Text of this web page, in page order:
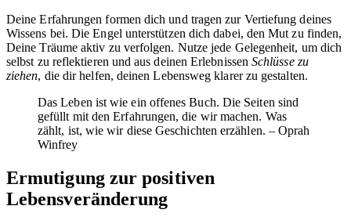
Deine Erfahrungen formen dich und tragen zur Vertiefung deines
Wissens bei. Die Engel unterstützen dich dabei, den Mut zu finden,
Deine Träume aktiv zu verfolgen. Nutze jede Gelegenheit, um dich
selbst zu reflektieren und aus deinen Erlebnissen Schlüsse zu
ziehen, die dir helfen, deinen Lebensweg klarer zu gestalten.
Das Leben ist wie ein offenes Buch. Die Seiten sind
gefüllt mit den Erfahrungen, die wir machen. Was
zählt, ist, wie wir diese Geschichten erzählen. – Oprah
Winfrey
Ermutigung zur positiven
Lebensveränderung